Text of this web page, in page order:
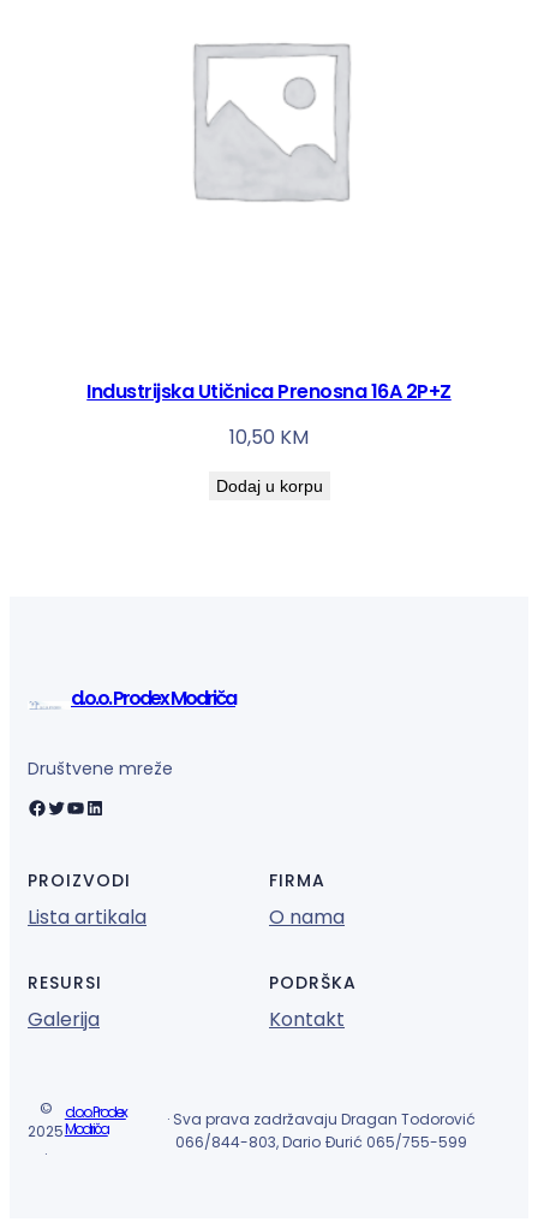
Industrijska Utičnica Prenosna 16A 2P+Z
10,50 KM
Dodaj u korpu
d.o.o. Prodex Modriča
Društvene mreže
Facebook Twitter YouTube LinkedIn
PROIZVODI
Lista artikala
FIRMA
O nama
RESURSI
Galerija
PODRŠKA
Kontakt
©
2025
·
d.o.o. Prodex
Modriča
· Sva prava zadržavaju Dragan Todorović
066/844-803, Dario Đurić 065/755-599